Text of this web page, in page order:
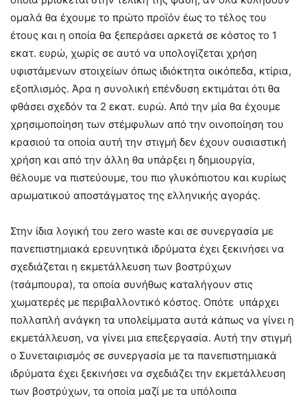
ομαλά θα έχουμε το πρώτο προϊόν έως το τέλος του
έτους και η οποία θα ξεπεράσει αρκετά σε κόστος το 1
εκατ. ευρώ, χωρίς σε αυτό να υπολογίζεται χρήση
υφιστάμενων στοιχείων όπως ιδιόκτητα οικόπεδα, κτίρια,
εξοπλισμός. Άρα η συνολική επένδυση εκτιμάται ότι θα
φθάσει σχεδόν τα 2 εκατ. ευρώ. Από την μία θα έχουμε
χρησιμοποίηση των στέμφυλων από την οινοποίηση του
κρασιού τα οποία αυτή την στιγμή δεν έχουν ουσιαστική
χρήση και από την άλλη θα υπάρξει η δημιουργία,
θέλουμε να πιστεύουμε, του πιο γλυκόπιοτου και κυρίως
αρωματικού αποστάγματος της ελληνικής αγοράς.
Στην ίδια λογική του zero waste και σε συνεργασία με
πανεπιστημιακά ερευνητικά ιδρύματα έχει ξεκινήσει να
σχεδιάζεται η εκμετάλλευση των βοστρύχων
(τσάμπουρα), τα οποία συνήθως καταλήγουν στις
χωματερές με περιβαλλοντικό κόστος. Οπότε υπάρχει
πολλαπλή ανάγκη τα υπολείμματα αυτά κάπως να γίνει η
εκμετάλλευση, να γίνει μια επεξεργασία. Αυτή την στιγμή
ο Συνεταιρισμός σε συνεργασία με τα πανεπιστημιακά
ιδρύματα έχει ξεκινήσει να σχεδιάζει την εκμετάλλευση
των βοστρύχων, τα οποία μαζί με τα υπόλοιπα